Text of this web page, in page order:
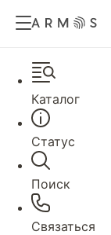
Каталог
Статус
Поиск
Связаться